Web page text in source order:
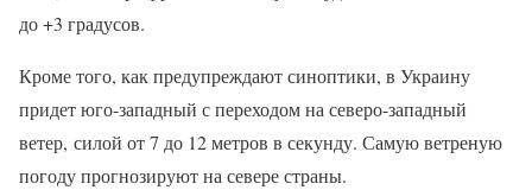
до +3 градусов.
Кроме того, как предупреждают синоптики, в Украину
придет юго-западный с переходом на северо-западный
ветер, силой от 7 до 12 метров в секунду. Самую ветреную
погоду прогнозируют на севере страны.